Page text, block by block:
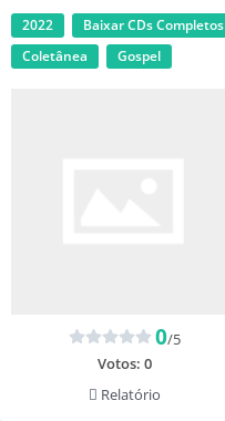
2022 Baixar CDs Completos
Coletânea
Gospel
0/5
Votos: 0
Relatório